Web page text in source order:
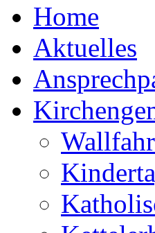
Home
Aktuelles